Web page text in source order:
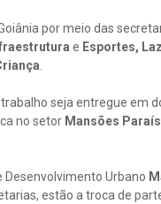
por meio das
e Esportes,
seja entregue em
no setor Mansões
Desenvolvimento Urbano
estão a troca de